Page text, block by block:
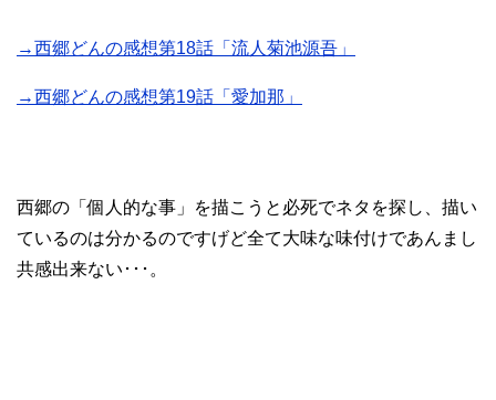
→西郷どんの感想第18話「流人菊池源吾」
→西郷どんの感想第19話「愛加那」
西郷の「個人的な事」を描こうと必死でネタを探し、描い
ているのは分かるのですげど全て大味な味付けであんまし
共感出来ない･･･。